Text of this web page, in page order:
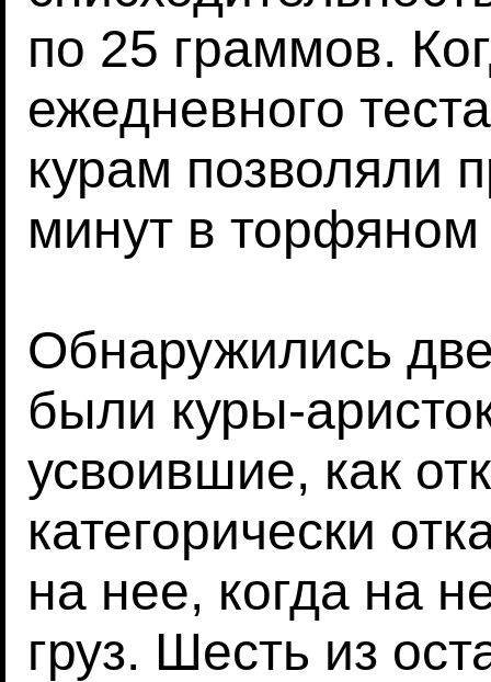
по 25 граммов.
ежедневного
курам позволяли
минут в торфяном
Обнаружились
были куры-
усвоившие, как
категорически
на нее, когда на
груз. Шесть из